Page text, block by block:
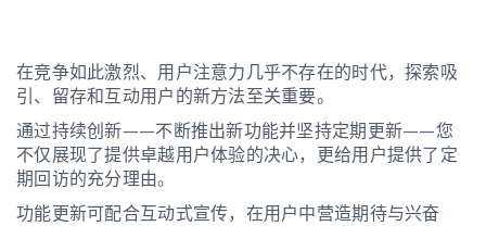
在竞争如此激烈、用户注意力几乎不存在的时代，探索吸
引、留存和互动用户的新方法至关重要。
通过持续创新——不断推出新功能并坚持定期更新——您
不仅展现了提供卓越用户体验的决心，更给用户提供了定
期回访的充分理由。
功能更新可配合互动式宣传，在用户中营造期待与兴奋